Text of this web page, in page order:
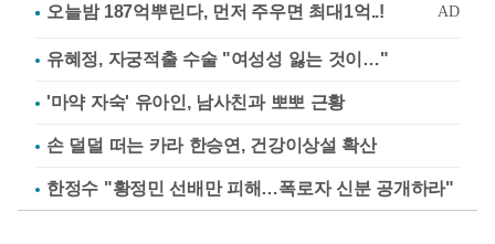
유혜정, 자궁적출 수술 "여성성 잃는 것이…"
'마약 자숙' 유아인, 남사친과 뽀뽀 근황
손 덜덜 떠는 카라 한승연, 건강이상설 확산
한정수 "황정민 선배만 피해…폭로자 신분 공개하라"